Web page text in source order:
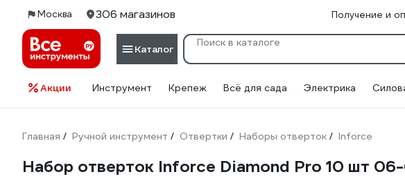
Москва 306 магазинов Получение и
Каталог
Акции Инструмент Крепеж Всё для сада Электрика
Главная / Ручной инструмент / Отвертки / Наборы отверток / Inforce
Набор отверток Inforce Diamond Pro 10 шт